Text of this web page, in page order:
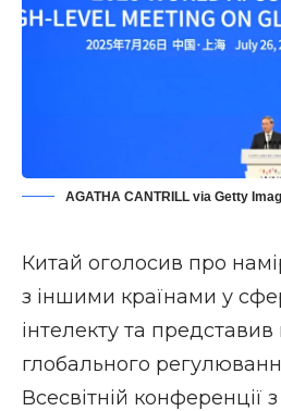
AGATHA CANTRILL via Getty
Китай оголосив про
з іншими країнами у
інтелекту та
глобального
Всесвітній конференції